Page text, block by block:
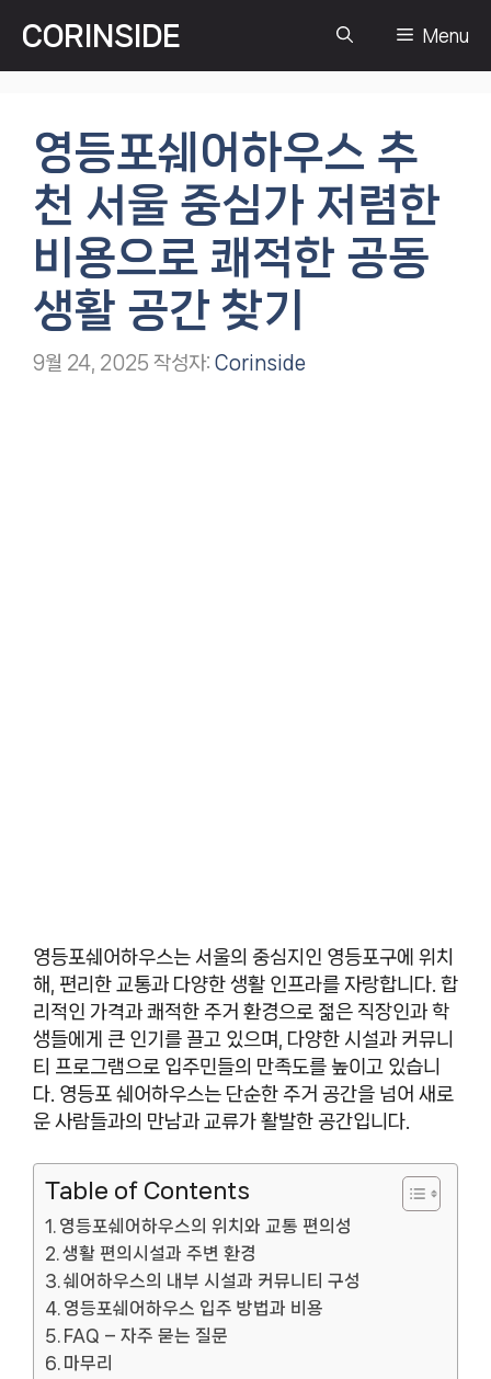
츠
CORINSIDE Menu
영등포쉐어하우스 추
천 서울 중심가 저렴한
비용으로 쾌적한 공동
생활 공간 찾기
9월 24, 2025 작성자: Corinside
영등포쉐어하우스는 서울의 중심지인 영등포구에 위치
해, 편리한 교통과 다양한 생활 인프라를 자랑합니다. 합
리적인 가격과 쾌적한 주거 환경으로 젊은 직장인과 학
생들에게 큰 인기를 끌고 있으며, 다양한 시설과 커뮤니
티 프로그램으로 입주민들의 만족도를 높이고 있습니
다. 영등포 쉐어하우스는 단순한 주거 공간을 넘어 새로
운 사람들과의 만남과 교류가 활발한 공간입니다.
Table of Contents
영등포쉐어하우스의 위치와 교통 편의성
생활 편의시설과 주변 환경
쉐어하우스의 내부 시설과 커뮤니티 구성
영등포쉐어하우스 입주 방법과 비용
FAQ – 자주 묻는 질문
마무리